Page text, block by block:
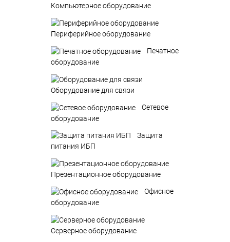
Компьютерное оборудование
Периферийное оборудование
Печатное
оборудование
Оборудование для связи
Сетевое
оборудование
Защита
питания ИБП
Презентационное оборудование
Офисное
оборудование
Серверное оборудование